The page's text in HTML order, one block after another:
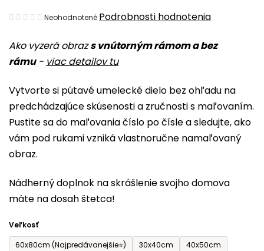
Ako vyzerá obrazs vnútorným rámom a bez
rámu- viac detailov tu
Vytvorte si pútavé umelecké dielo bez ohľadu na
predchádzajúce skúsenosti a zručnosti s maľovaním.
Pustite sa do maľovania číslo po čísle a sledujte, ako
vám pod rukami vzniká vlastnoručne namaľovaný
obraz.
Nádherný doplnok na skrášlenie svojho domova
máte na dosah štetca!
Veľkosť
60x80cm (Najpredávanejšie⭐)
30x40cm
40x50cm
Priemerné
produktu
je
z
5
hviezdičiek.
Neohodnotené Podrobnosti hodnotenia